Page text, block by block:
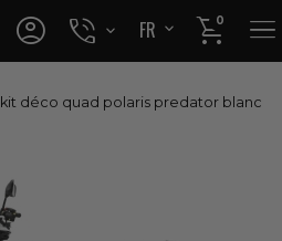
 
FR
EN

0 
kit déco quad polaris predator blanc